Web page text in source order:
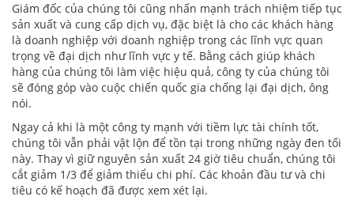
Giám đốc của chúng tôi cũng nhấn mạnh trách nhiệm tiếp tục
sản xuất và cung cấp dịch vụ, đặc biệt là cho các khách hàng
là doanh nghiệp với doanh nghiệp trong các lĩnh vực quan
trọng về đại dịch như lĩnh vực y tế. Bằng cách giúp khách
hàng của chúng tôi làm việc hiệu quả, công ty của chúng tôi
sẽ đóng góp vào cuộc chiến quốc gia chống lại đại dịch, ông
nói.
Ngay cả khi là một công ty mạnh với tiềm lực tài chính tốt,
chúng tôi vẫn phải vật lộn để tồn tại trong những ngày đen tối
này. Thay vì giữ nguyên sản xuất 24 giờ tiêu chuẩn, chúng tôi
cắt giảm 1/3 để giảm thiểu chi phí. Các khoản đầu tư và chi
tiêu có kế hoạch đã được xem xét lại.